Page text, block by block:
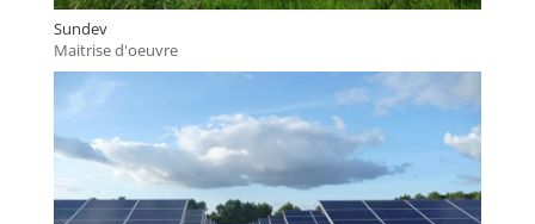
Sundev
Maitrise d'oeuvre